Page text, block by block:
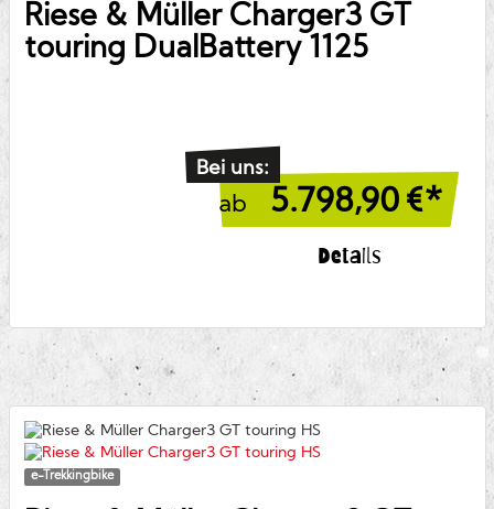
Riese & MüllerCharger3 GT
touring DualBattery 1125
Bei uns:
ab 5.798,90 €*
Details
e-Trekkingbike